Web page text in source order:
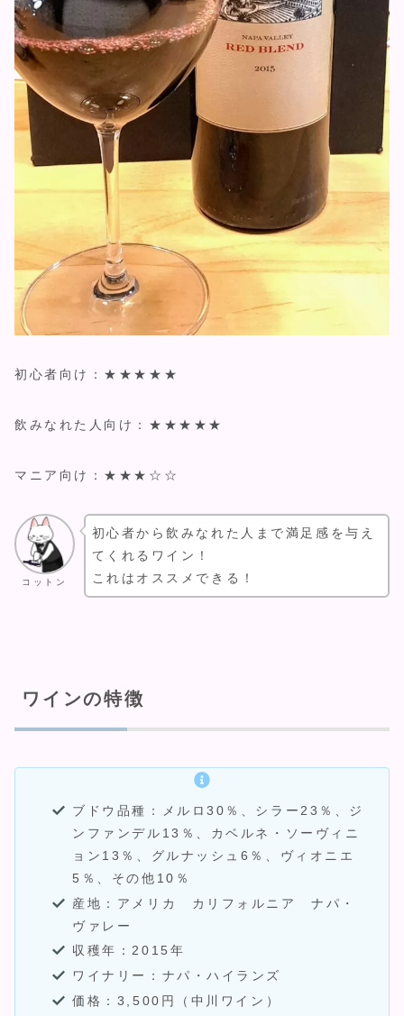
初心者向け：★★★★★
飲みなれた人向け：★★★★★
マニア向け：★★★☆☆
コットン
初心者から飲みなれた人まで満足感を与え
てくれるワイン！
これはオススメできる！
ワインの特徴
ブドウ品種：メルロ30％、シラー23％、ジ
ンファンデル13％、カベルネ・ソーヴィニ
ョン13％、グルナッシュ6％、ヴィオニエ
5％、その他10％
産地：アメリカ カリフォルニア ナパ・
ヴァレー
収穫年：2015年
ワイナリー：ナパ・ハイランズ
価格：3,500円（中川ワイン）